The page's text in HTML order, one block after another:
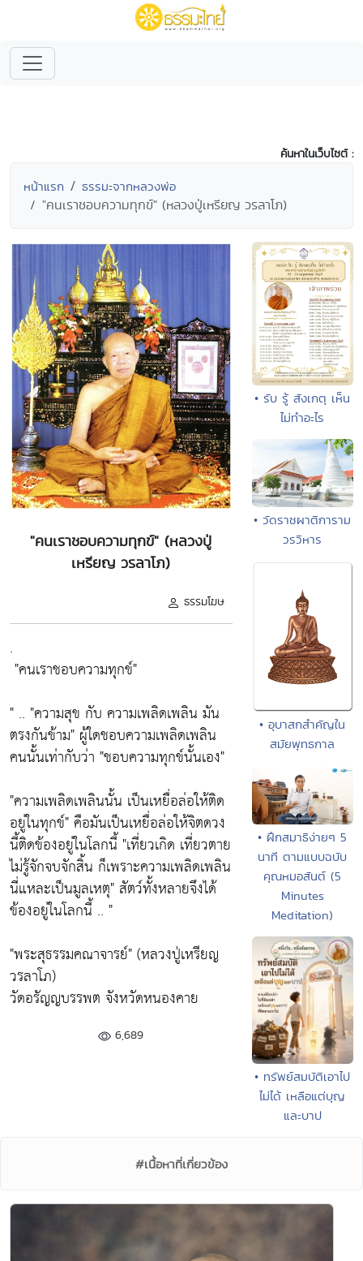
ค้นหาในเว็บไซต์ :
หน้าแรก ธรรมะจากหลวงพ่อ
"คนเราชอบความทุกข์" (หลวงปู่เหรียญ วรลาโภ)
"คนเราชอบความทุกข์" (หลวงปู่
เหรียญ วรลาโภ)
ธรรมโฆษ
.
"คนเราชอบความทุกข์"
" .. "ความสุข กับ ความเพลิดเพลิน มัน
ตรงกันข้าม" ผู้ใดชอบความเพลิดเพลิน
คนนั้นเท่ากับว่า "ชอบความทุกข์นั้นเอง"
"ความเพลิดเพลินนั้น เป็นเหยื่อล่อให้ติด
อยู่ในทุกข์"คือมันเป็นเหยื่อล่อให้จิตดวง
นี้ติดข้องอยู่ในโลกนี้ "เที่ยวเกิด เที่ยวตาย
ไม่รู้จักจบจักสิ้น ก็เพราะความเพลิดเพลิน
นี่แหละเป็นมูลเหตุ"สัตว์ทั้งหลายจึงได้
ข้องอยู่ในโลกนี้ .. "
"พระสุธรรมคณาจารย์" (หลวงปู่เหรียญ
วรลาโภ)
วัดอรัญญบรรพต จังหวัดหนองคาย
6,689
• รับ รู้ สังเกตุ เห็น
ไม่ทำอะไร
• วัดราชผาติการาม
วรวิหาร
• อุบาสกสำคัญใน
สมัยพุทธกาล
• ฝึกสมาธิง่ายๆ 5
นาที ตามแบบฉบับ
คุณหมอสันต์ (5
Minutes
Meditation)
• ทรัพย์สมบัติเอาไป
ไม่ได้ เหลือแต่บุญ
และบาป
#เนื้อหาที่เกี่ยวข้อง